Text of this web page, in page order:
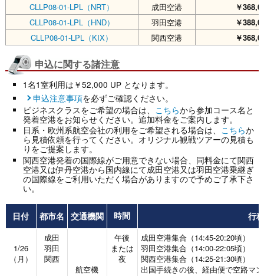
CLLP08-01-LPL（NRT） 成田空港
￥
CLLP08-01-LPL（HND）
羽田空港
￥
CLLP08-01-LPL（KIX）
関西空港 ￥
申込に関する諸注意
1名1室利用は￥52,000 UP となります。
申込注意事項を必ずご確認ください。
ビジネスクラスをご希望の場合は、
こちらから参加コース名と
発着空港をお知らせください。追加料金をご案内します。
日系・欧州系航空会社の利用をご希望される場合は、 こちらか
ら見積依頼を行ってください。オリジナル観戦ツアーの見積も
りをご提案します。
関西空港発着の国際線がご用意できない場合、同料金にて関西
空港又は伊丹空港から国内線にて成田空港又は羽田空港乗継ぎ
の国際線をご利用いただく場合がありますので予めご了承下さ
い。
日付 都市名 交通機関 時間 行程
1/26
（月）
成田
羽田
関西
航空機
午後
または
夜
成田空港集合（14:45-20:20頃）
羽田空港集合（14:00-22:05頃）
関西空港集合（14:25-21:30頃）
出国手続きの後、経由便で空路マ